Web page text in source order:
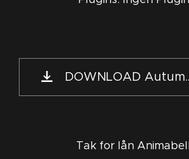
DOWNLOAD
Tak for lån